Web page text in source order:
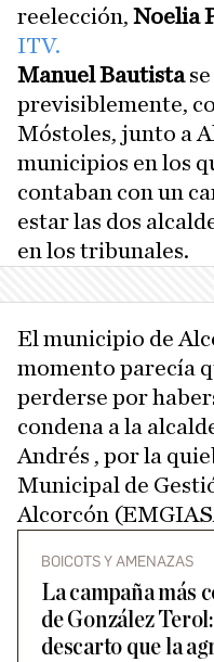
reelección, Noelia
ITV.
Manuel Bautistase
previsiblemente,
Móstoles, junto a
municipios en los
contaban con un
estar las dos
en los tribunales.
El municipio de
momento parecía
perderse por
condena a la
Andrés , por la
Municipal de
Alcorcón
BOICOTS Y AMENAZAS
La campaña más
de González
descarto que la